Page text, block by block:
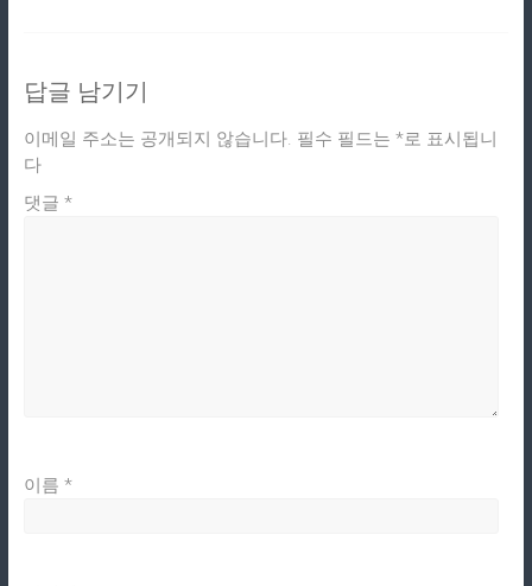
답글 남기기
이메일 주소는 공개되지 않습니다. 필수 필드는 *로 표시됩니
다
댓글 *
이름 *